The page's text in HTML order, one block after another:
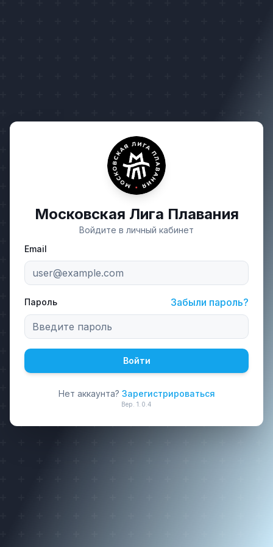
Московская Лига Плавания
Войдите в личный кабинет
Email
Пароль Забыли пароль?
Войти
Нет аккаунта? Зарегистрироваться
Вер. 1.0.4